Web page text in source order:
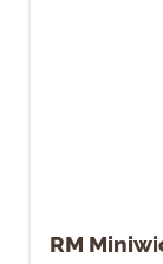
RM